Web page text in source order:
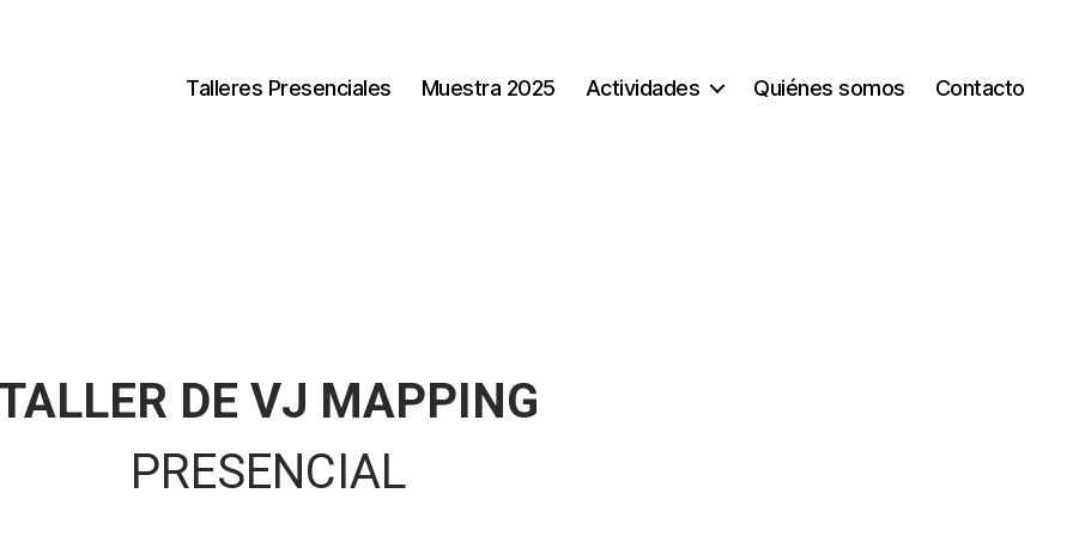
Talleres Presenciales Muestra 2025 Actividades Quiénes somos Contacto
DE VJ MAPPING
PRESENCIAL